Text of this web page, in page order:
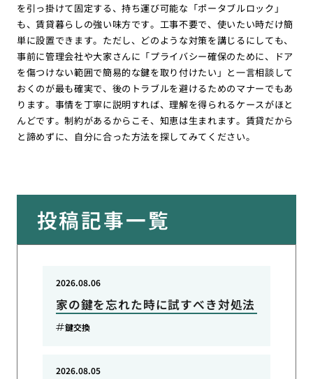
を引っ掛けて固定する、持ち運び可能な「ポータブルロック」
も、賃貸暮らしの強い味方です。工事不要で、使いたい時だけ簡
単に設置できます。ただし、どのような対策を講じるにしても、
事前に管理会社や大家さんに「プライバシー確保のために、ドア
を傷つけない範囲で簡易的な鍵を取り付けたい」と一言相談して
おくのが最も確実で、後のトラブルを避けるためのマナーでもあ
ります。事情を丁寧に説明すれば、理解を得られるケースがほと
んどです。制約があるからこそ、知恵は生まれます。賃貸だから
と諦めずに、自分に合った方法を探してみてください。
投稿記事一覧
家の鍵を忘れた時に試すべき対処法
2026.08.06
鍵交換
2026.08.05